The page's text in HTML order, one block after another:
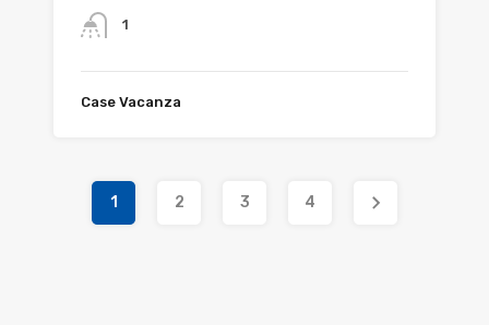
1
Case Vacanza
1 2 3 4